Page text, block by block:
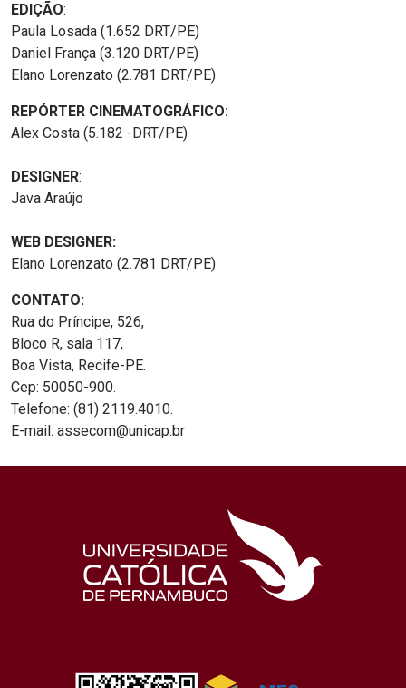
EDIÇÃO:
Paula Losada (1.652 DRT/PE)
Daniel França (3.120 DRT/PE)
Elano Lorenzato (2.781 DRT/PE)
REPÓRTER CINEMATOGRÁFICO:
Alex Costa (5.182 -DRT/PE)
DESIGNER:
Java Araújo
WEB DESIGNER:
Elano Lorenzato (2.781 DRT/PE)
CONTATO:
Rua do Príncipe, 526,
Bloco R, sala 117,
Boa Vista, Recife-PE.
Cep: 50050-900.
Telefone: (81) 2119.4010.
E-mail: assecom@unicap.br